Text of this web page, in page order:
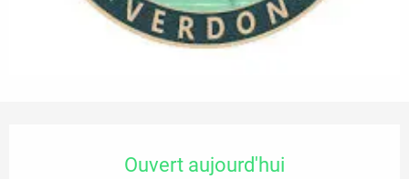
Ouvert aujourd'hui